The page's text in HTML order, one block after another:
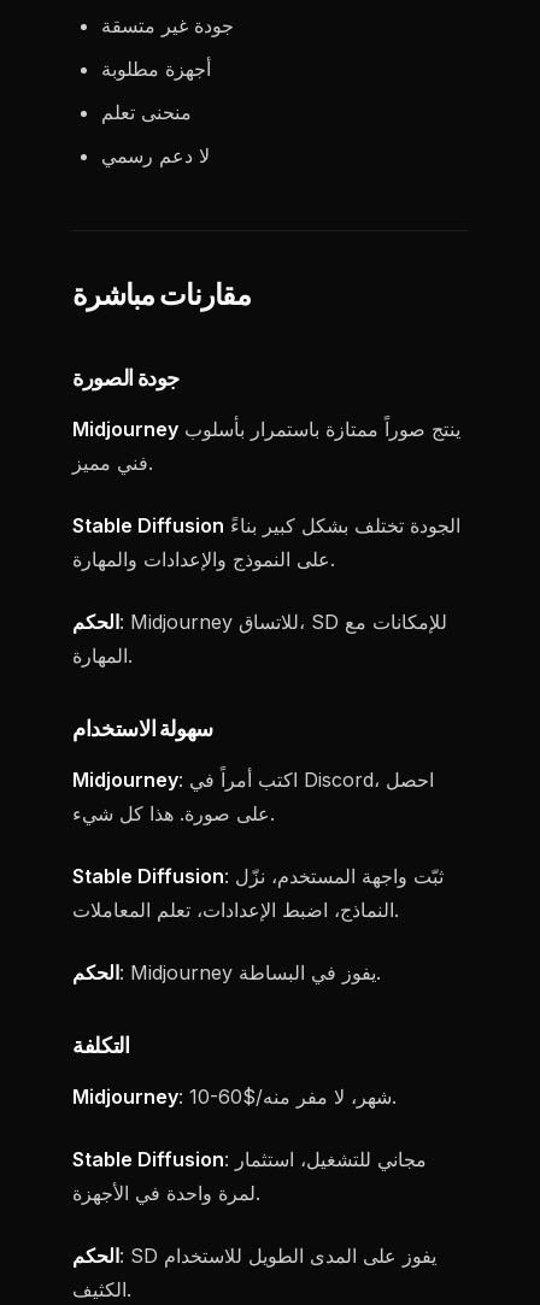
جودة غير متسقة
أجهزة مطلوبة
منحنى تعلم
لا دعم رسمي
مقارنات مباشرة
جودة الصورة
Midjourney
فني مميز.
Stable Diffusion
على النموذج والإعدادات والمهارة.
الحكم: Midjourney للاتساق، SD للإمكانات مع
المهارة.
سهولة الاستخدام
Midjourney: اكتب أمراً في Discord، احصل
على صورة. هذا كل شيء.
Stable Diffusion: ثبّت واجهة المستخدم، نزّل
النماذج، اضبط الإعدادات، تعلم المعاملات.
الحكم : Midjourney يفوز في البساطة.
التكلفة
Midjourney : 10-60$/شهر، لا مفر منه.
Stable Diffusion: مجاني للتشغيل، استثمار
لمرة واحدة في الأجهزة.
الحكم: SD يفوز على المدى الطويل للاستخدام
الكثيف.